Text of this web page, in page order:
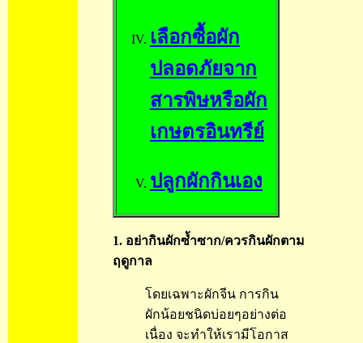
เลือกซื้อผัก
ปลอดภัยจาก
สารพิษหรือผัก
เกษตรอินทรีย์
ปลูกผักกินเอง
1. อย่ากินผักซ้ำซาก/ควรกินผักตาม
ฤดูกาล
โดยเฉพาะผักจีน การกิน
ผักน้อยชนิดบ่อยๆอย่างต่อ
เนื่อง จะทำให้เรามีโอกาส